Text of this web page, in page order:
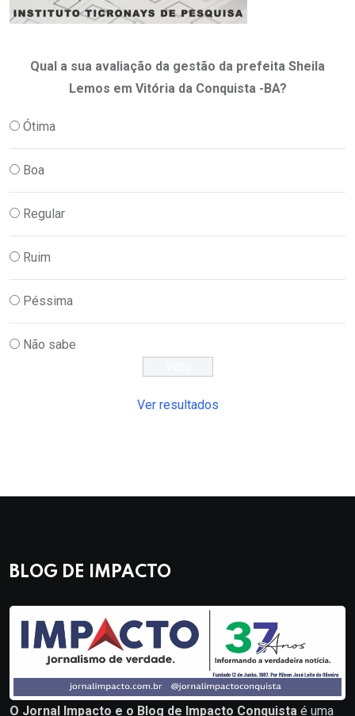
Qual a sua avaliação da gestão da prefeita Sheila
Lemos em Vitória da Conquista -BA?
Ótima
Boa
Regular
Ruim
Péssima
Não sabe
Ver resultados
BLOG DE IMPACTO
O Jornal Impacto e o Blog de Impacto Conquista é uma